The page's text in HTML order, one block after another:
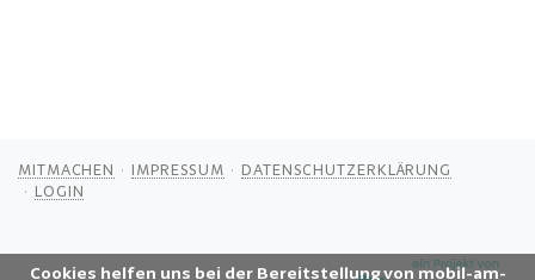
Cookies helfen uns bei der Bereitstellung von mobil-am-
MITMACHEN IMPRESSUM
DATENSCHUTZERKLÄRUNG
LOGIN